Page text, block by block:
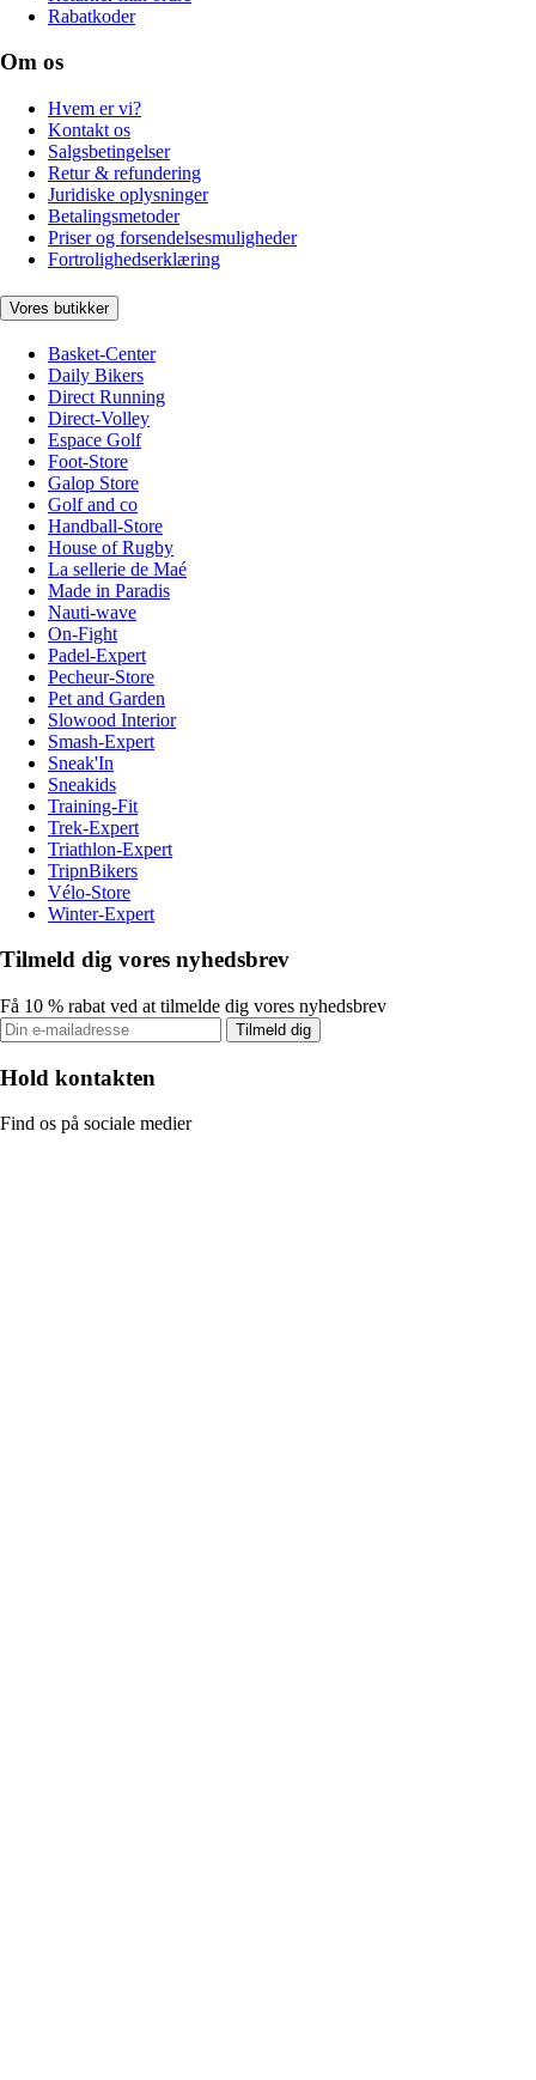
Rabatkoder
Om os
Hvem er vi?
Kontakt os
Salgsbetingelser
Retur & refundering
Juridiske oplysninger
Betalingsmetoder
Priser og forsendelsesmuligheder
Fortrolighedserklæring
Vores butikker
Basket-Center
Daily Bikers
Direct Running
Direct-Volley
Espace Golf
Foot-Store
Galop Store
Golf and co
Handball-Store
House of Rugby
La sellerie de Maé
Made in Paradis
Nauti-wave
On-Fight
Padel-Expert
Pecheur-Store
Pet and Garden
Slowood Interior
Smash-Expert
Sneak'In
Sneakids
Training-Fit
Trek-Expert
Triathlon-Expert
TripnBikers
Vélo-Store
Winter-Expert
Tilmeld dig vores nyhedsbrev
Få 10 % rabat ved at tilmelde dig vores nyhedsbrev
Tilmeld dig
Hold kontakten
Find os på sociale medier